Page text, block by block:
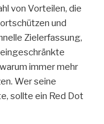
von Vorteilen, die
und
Zielerfassung,
immer mehr
Wer seine
sollte ein Red Dot